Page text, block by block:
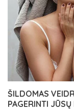
ŠILDOMAS
PAGERINTI